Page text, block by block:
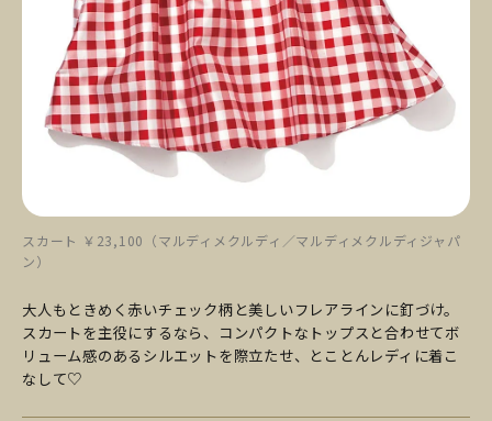
スカート ￥23,100（マルディメクルディ／マルディメクルディジャパ
ン）
大人もときめく赤いチェック柄と美しいフレアラインに釘づけ。
スカートを主役にするなら、コンパクトなトップスと合わせてボ
リューム感のあるシルエットを際立たせ、とことんレディに着こ
なして♡